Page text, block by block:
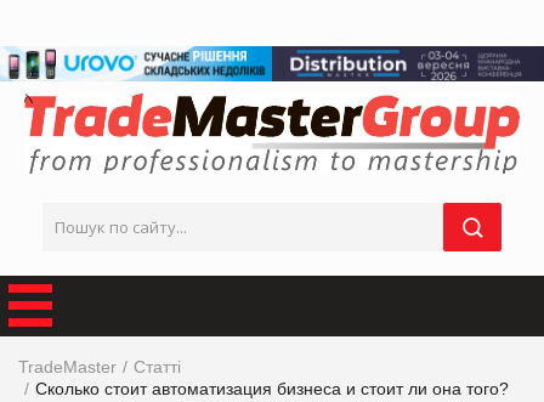
TradeMaster
Статті
Сколько стоит автоматизация бизнеса и стоит ли она того?